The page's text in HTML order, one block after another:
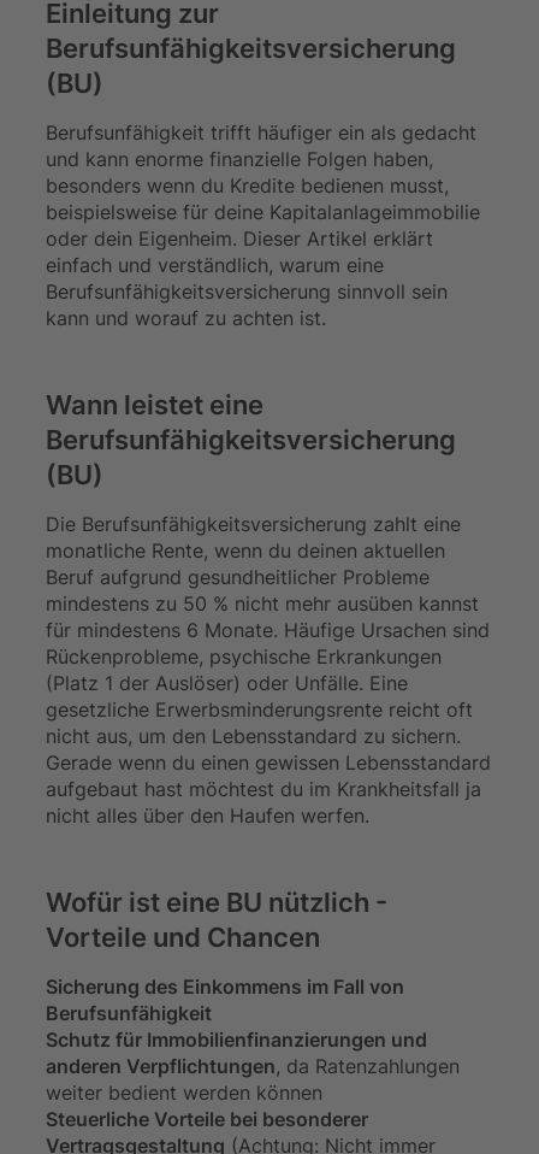
Einleitung zur
Berufsunfähigkeitsversicherung
(BU)
Berufsunfähigkeit trifft häufiger ein als gedacht
und kann enorme finanzielle Folgen haben,
besonders wenn du Kredite bedienen musst,
beispielsweise für deine Kapitalanlageimmobilie
oder dein Eigenheim. Dieser Artikel erklärt
einfach und verständlich, warum eine
Berufsunfähigkeitsversicherung sinnvoll sein
kann und worauf zu achten ist.
Wann leistet eine
Berufsunfähigkeitsversicherung
(BU)
Die Berufsunfähigkeitsversicherung zahlt eine
monatliche Rente, wenn du deinen aktuellen
Beruf aufgrund gesundheitlicher Probleme
mindestens zu 50 % nicht mehr ausüben kannst
für mindestens 6 Monate. Häufige Ursachen sind
Rückenprobleme, psychische Erkrankungen
(Platz 1 der Auslöser) oder Unfälle. Eine
gesetzliche Erwerbsminderungsrente reicht oft
nicht aus, um den Lebensstandard zu sichern.
Gerade wenn du einen gewissen Lebensstandard
aufgebaut hast möchtest du im Krankheitsfall ja
nicht alles über den Haufen werfen.
Wofür ist eine BU nützlich -
Vorteile und Chancen
Sicherung des Einkommens im Fall von
Berufsunfähigkeit
Schutz für Immobilienfinanzierungen und
anderen Verpflichtungen, da Ratenzahlungen
weiter bedient werden können
Steuerliche Vorteile bei besonderer
Vertragsgestaltung (Achtung: Nicht immer